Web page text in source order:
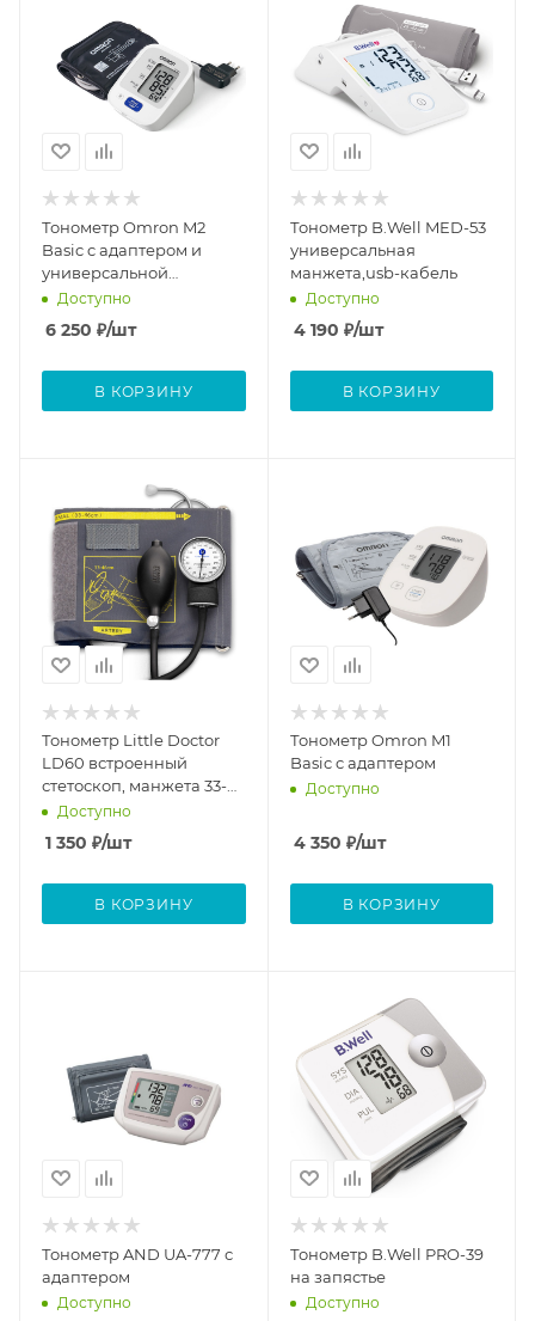
Тонометр Omron M2
Basic c адаптером и
универсальной
манжетой
Доступно
6 250 ₽/шт
В КОРЗИНУ
Тонометр B.Well MED-53
универсальная
манжета,usb-кабель
Доступно
4 190 ₽/шт
В КОРЗИНУ
Тонометр Little Doctor
LD60 встроенный
стетоскоп, манжета 33-
46 см
Доступно
1 350 ₽/шт
В КОРЗИНУ
Тонометр Omron M1
Basic c адаптером
Доступно
4 350 ₽/шт
В КОРЗИНУ
Тонометр AND UA-777 с
адаптером
Доступно
Тонометр B.Well PRO-39
на запястье
Доступно